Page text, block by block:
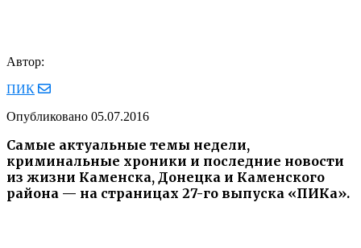
Автор:
ПИК
Опубликовано 05.07.2016
Самые актуальные темы недели,
криминальные хроники и последние новости
из жизни Каменска, Донецка и Каменского
района — на страницах 27-го выпуска «ПИКа».